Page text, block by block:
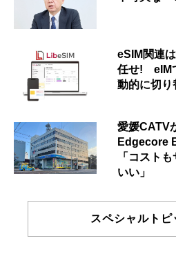
eSIM関連
任せ! eIM
動的に切り
愛媛CATV
Edgecore
「コスト
いい」
スペシャルトピ